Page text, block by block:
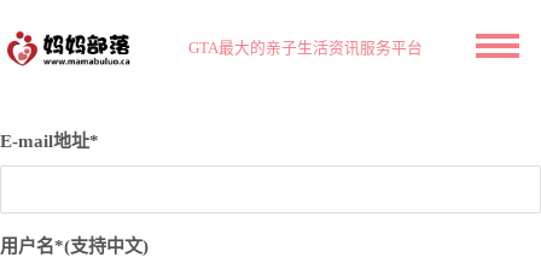
GTA最大的亲子生活资讯服务平台
E-mail地址*
用户名*(支持中文)